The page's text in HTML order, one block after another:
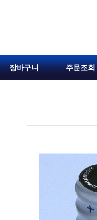
장바구니 주문조회